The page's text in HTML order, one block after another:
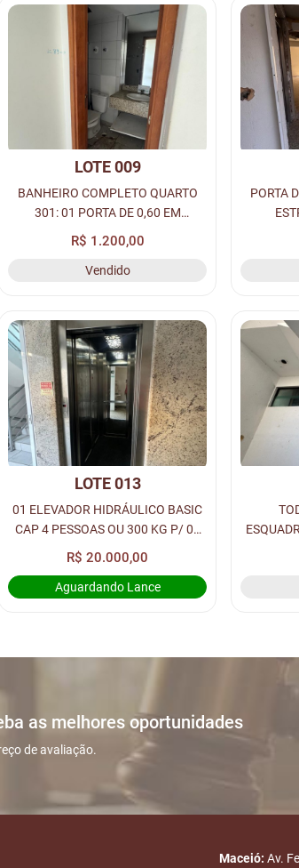
LOTE 009
BANHEIRO COMPLETO QUARTO
301: 01 PORTA DE 0,60 EM
MADEIRA, 01 VASO SANITÁRIO, 01
PIA COM BANCADA DE GRANITO,
BOX, ESQUADRIA E ACESSÓRIOS.
R$ 1.200,00
Vendido
PORTA
LOTE 013
01 ELEVADOR HIDRÁULICO BASIC
CAP 4 PESSOAS OU 300 KG P/ 04
PARADAS.
R$ 20.000,00
Aguardando Lance
as melhores oportunidades
de avaliação.
Maceió: Av.